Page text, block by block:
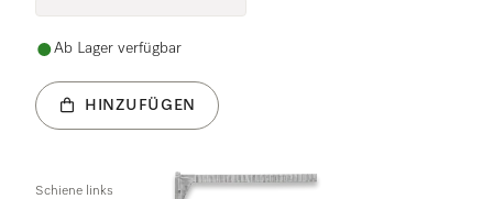
Ab Lager verfügbar
HINZUFÜGEN
Schiene links